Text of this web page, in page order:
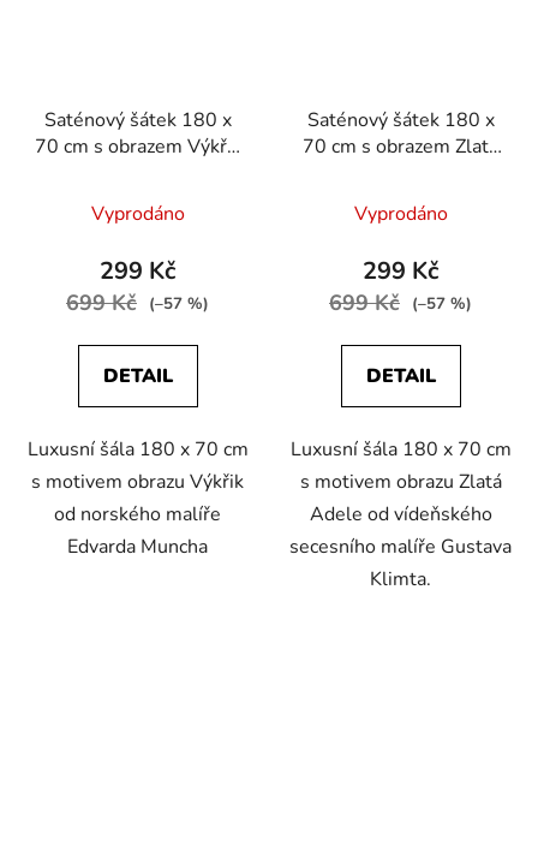
Saténový šátek 180 x
70 cm s obrazem Výkřik
Vyprodáno
299 Kč
699 Kč (–57 %)
DETAIL
Luxusní šála 180 x 70 cm
s motivem obrazu Výkřik
od norského malíře
Edvarda Muncha
Saténový šátek 180 x
70 cm s obrazem Zlatá
Klimta
Vyprodáno
299 Kč
699 Kč (–57 %)
DETAIL
Luxusní šála 180 x 70 cm
s motivem obrazu Zlatá
Adele od vídeňského
secesního malíře Gustava
Klimta.